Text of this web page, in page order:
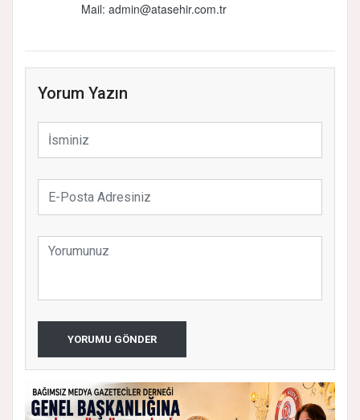
Mail: admin@atasehir.com.tr
Yorum Yazın
YORUMU GÖNDER